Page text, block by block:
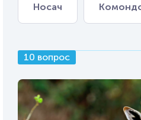
Носач
10 вопрос